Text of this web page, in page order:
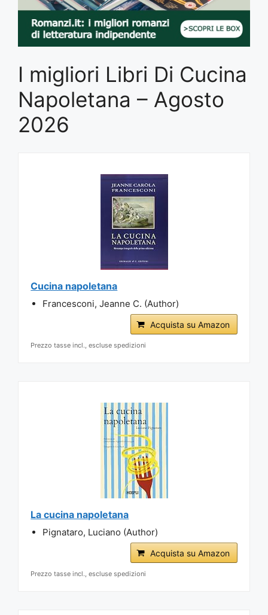
I migliori Libri Di Cucina
Napoletana – Agosto
2026
Cucina napoletana
Francesconi, Jeanne C. (Author)
Acquista su Amazon
Prezzo tasse incl., escluse spedizioni
La cucina napoletana
Pignataro, Luciano (Author)
Acquista su Amazon
Prezzo tasse incl., escluse spedizioni